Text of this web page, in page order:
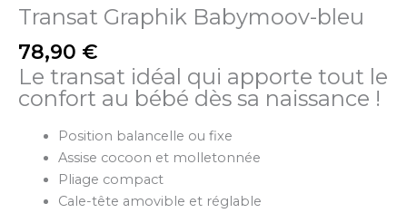
Transat Graphik Babymoov-bleu
78,90 €
Le transat idéal qui apporte tout le
confort au bébé dès sa naissance !
Position balancelle ou fixe
Assise cocoon et molletonnée
Pliage compact
Cale-tête amovible et réglable